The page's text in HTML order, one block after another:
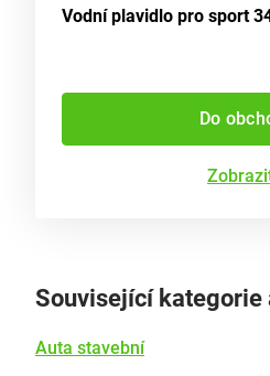
Vodní plavidlo pro sport
Do
Související kategorie
Auta stavební